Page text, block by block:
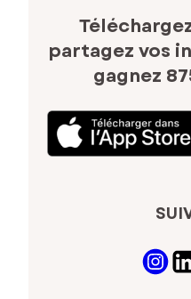
partagez vos
gagnez